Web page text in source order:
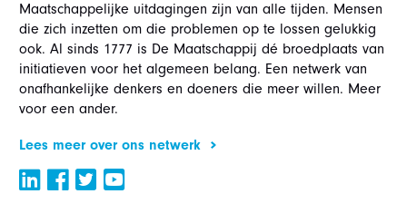
Maatschappelijke uitdagingen zijn van alle tijden. Mensen
die zich inzetten om die problemen op te lossen gelukkig
ook. Al sinds 1777 is De Maatschappij dé broedplaats van
initiatieven voor het algemeen belang. Een netwerk van
onafhankelijke denkers en doeners die meer willen. Meer
voor een ander.
Lees meer over ons netwerk